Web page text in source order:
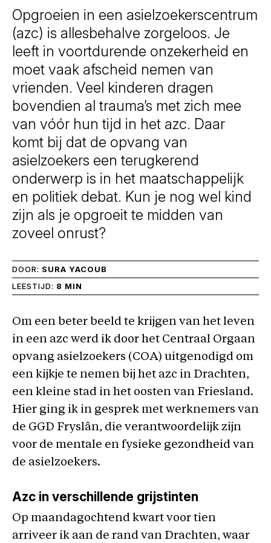
Opgroeien in een asielzoekerscentrum
(azc) is allesbehalve zorgeloos. Je
leeft in voortdurende onzekerheid en
moet vaak afscheid nemen van
vrienden. Veel kinderen dragen
bovendien al trauma’s met zich mee
van vóór hun tijd in het azc. Daar
komt bij dat de opvang van
asielzoekers een terugkerend
onderwerp is in het maatschappelijk
en politiek debat. Kun je nog wel kind
zijn als je opgroeit te midden van
zoveel onrust?
DOOR: SURA YACOUB
LEESTIJD: 8 MIN
Om een beter beeld te krijgen van het leven
in een azc werd ik door het Centraal Orgaan
opvang asielzoekers (COA) uitgenodigd om
een kijkje te nemen bij het azc in Drachten,
een kleine stad in het oosten van Friesland.
Hier ging ik in gesprek met werknemers van
de GGD Fryslân, die verantwoordelijk zijn
voor de mentale en fysieke gezondheid van
de asielzoekers.
Azc in verschillende grijstinten
Op maandagochtend kwart voor tien
arriveer ik aan de rand van Drachten, waar